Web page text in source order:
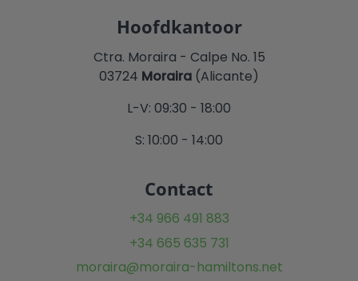
Hoofdkantoor
Ctra. Moraira - Calpe No. 15
03724 Moraira (Alicante)
L-V: 09:30 - 18:00
S: 10:00 - 14:00
Contact
+34 966 491 883
+34 665 635 731
moraira@moraira-hamiltons.net